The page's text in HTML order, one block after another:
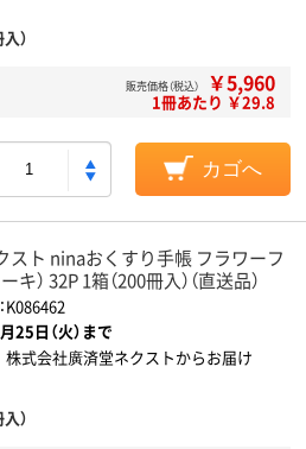
）
販売価格（税込） ￥5,960
1冊あたり ￥29.8
カゴへ
スト ninaおくすり手帳 フラワーフ
キ） 32P 1箱（200冊入）（直送品）
K086462
25日（火）まで
株式会社廣済堂ネクストからお届け
）